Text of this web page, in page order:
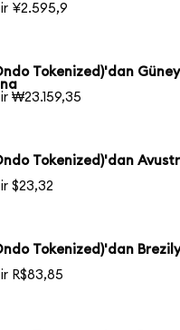
¥2.595,9
Tokenized)'dan Güney
₩23.159,35
Tokenized)'dan
$23,32
Tokenized)'dan
R$83,85